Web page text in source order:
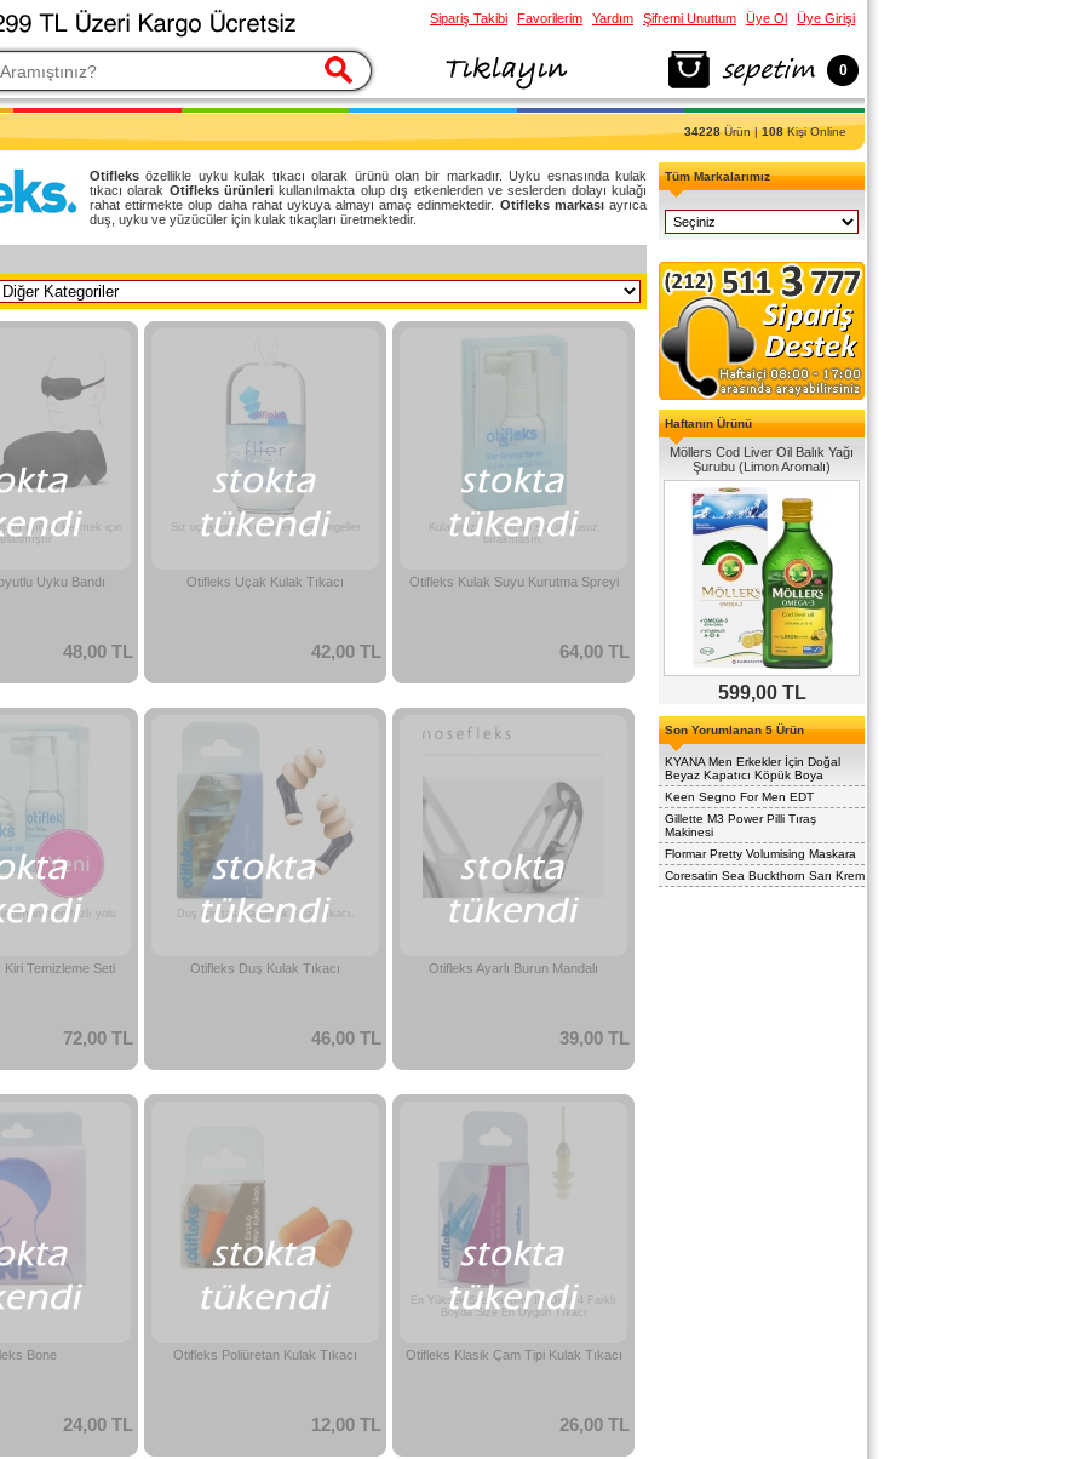
34228Ürün |108Kişi Online
Otifleks özellikle uyku kulak tıkacı olarak ürünü olan bir markadır. Uyku esnasında kulak
tıkacı olarak Otifleks ürünleri kullanılmakta olup dış etkenlerden ve seslerden dolayı kulağı
rahat ettirmekte olup daha rahat uykuya almayı amaç edinmektedir. Otifleks markasıayrıca
duş, uyku ve yüzücüler için kulak tıkaçları üretmektedir.
ışığını kesmek için
Uyku Bandı
48,00 TL
Siz uçuşunuzda uyurken sesi engeller
Otifleks Uçak Kulak Tıkacı
42,00 TL
Kulağınıza kaçan su sizi uykusuz
bırakmasın.
Otifleks Kulak Suyu Kurutma Spreyi
64,00 TL
en hızlı yolu
Temizleme Seti
72,00 TL
Duş için tasarlanan ilk kulak tıkacı.
Otifleks Duş Kulak Tıkacı
46,00 TL
Otifleks Ayarlı Burun Mandalı
39,00 TL
Bone
24,00 TL
Otifleks Poliüretan Kulak Tıkacı
12,00 TL
En Yüksek Ses Yalıtımı İlk Defa 4 Farklı
Boyda Size En Uygun Tıkacı
Otifleks Klasik Çam Tipi Kulak Tıkacı
26,00 TL
Tüm Markalarımız
Haftanın Ürünü
Möllers Cod Liver Oil Balık Yağı
Şurubu (Limon Aromalı)
599,00 TL
Son Yorumlanan 5 Ürün
KYANA Men Erkekler İçin Doğal
Beyaz Kapatıcı Köpük Boya
Keen Segno For Men EDT
Gillette M3 Power Pilli Tıraş
Makinesi
Flormar Pretty Volumising Maskara
Coresatin Sea Buckthorn Sarı Krem
Sipariş Takibi Favorilerim Yardım Şifremi Unuttum Üye Ol Üye Girişi
0